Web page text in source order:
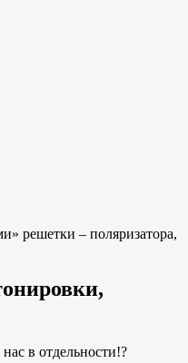
решетки – поляризатора,
в отдельности!?